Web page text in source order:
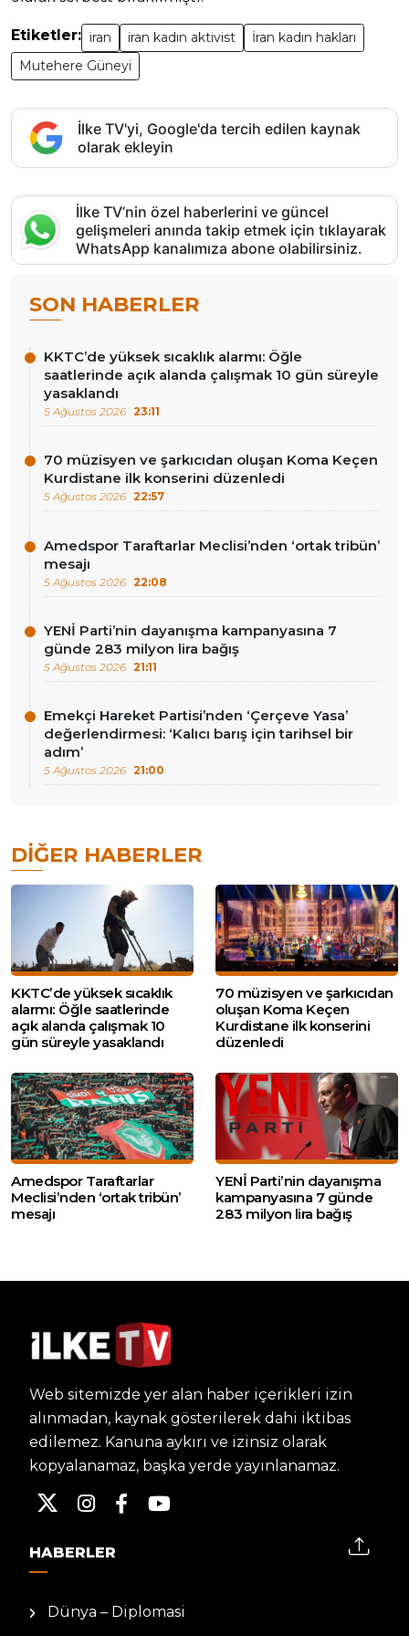
Etiketler: iran iran kadın aktivist
İran kadın hakları
Mutehere Güneyi
İlke TV'yi, Google'da tercih edilen kaynak
olarak ekleyin
İlke TV’nin özel haberlerini ve güncel
gelişmeleri anında takip etmek için tıklayarak
WhatsApp kanalımıza abone olabilirsiniz.
SON HABERLER
KKTC’de yüksek sıcaklık alarmı: Öğle
saatlerinde açık alanda çalışmak 10 gün süreyle
yasaklandı
5 Ağustos 2026 23:11
70 müzisyen ve şarkıcıdan oluşan Koma Keçen
Kurdistane ilk konserini düzenledi
5 Ağustos 2026 22:57
Amedspor Taraftarlar Meclisi’nden ‘ortak tribün’
mesajı
5 Ağustos 2026 22:08
YENİ Parti’nin dayanışma kampanyasına 7
günde 283 milyon lira bağış
5 Ağustos 2026 21:11
Emekçi Hareket Partisi’nden ‘Çerçeve Yasa’
değerlendirmesi: ‘Kalıcı barış için tarihsel bir
adım’
5 Ağustos 2026 21:00
DIĞER HABERLER
KKTC’de yüksek sıcaklık
alarmı: Öğle saatlerinde
açık alanda çalışmak 10
gün süreyle yasaklandı
70 müzisyen ve şarkıcıdan
oluşan Koma Keçen
Kurdistane ilk konserini
düzenledi
Amedspor Taraftarlar
Meclisi’nden ‘ortak tribün’
mesajı
YENİ Parti’nin dayanışma
kampanyasına 7 günde
283 milyon lira bağış
Web sitemizde yer alan haber içerikleri izin
alınmadan, kaynak gösterilerek dahi iktibas
edilemez. Kanuna aykırı ve izinsiz olarak
kopyalanamaz, başka yerde yayınlanamaz.
HABERLER
Dünya – Diplomasi